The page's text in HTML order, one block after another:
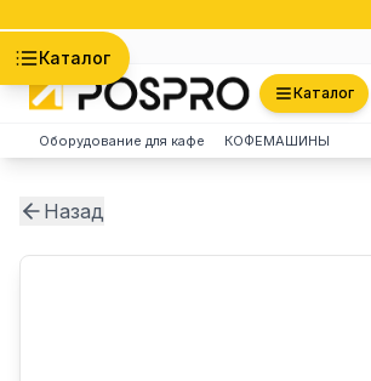
Каталог
Каталог
Оборудование для кафе КОФЕМАШИНЫ
Назад